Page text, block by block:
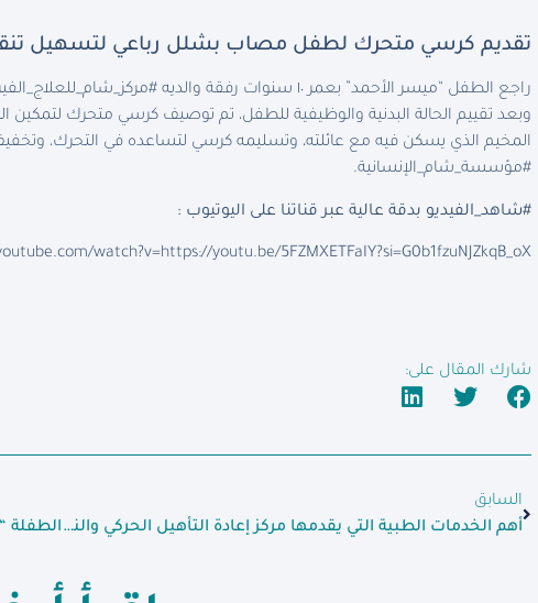
تقديم كرسي متحرك لطفل مصاب بشلل رباعي لتسهيل
راجع الطفل “ميسر الأحمد” بعمر ١٠ سنوات رفقة والديه
وبعد تقييم الحالة البدنية والوظيفية للطفل، تم توصيف كرسي متحرك
المخيم الذي يسكن فيه مع عائلته، وتسليمه كرسي لتساعده في التحرك،
#مؤسسة_شام_الإنسانية.
#شاهد_الفيديو بدقة عالية عبر قناتنا على اليوتيوب :
watch?v=https://youtu.be/5FZMXETFaIY?si=G0b1fzuNJZkqB_oX
شارك المقال على:
السابق
أهم الخدمات الطبية التي يقدمها مركز إعادة التأهيل الحركي والنطق عند الأطفال